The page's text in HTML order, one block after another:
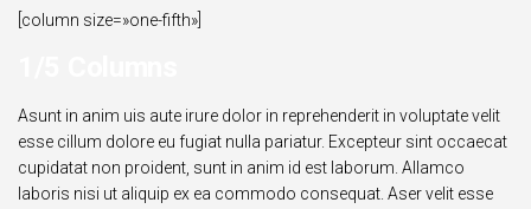
[column size=»one-fifth»]
Asunt in anim uis aute irure dolor in reprehenderit in voluptate velit
esse cillum dolore eu fugiat nulla pariatur. Excepteur sint occaecat
cupidatat non proident, sunt in anim id est laborum. Allamco
laboris nisi ut aliquip ex ea commodo consequat. Aser velit esse